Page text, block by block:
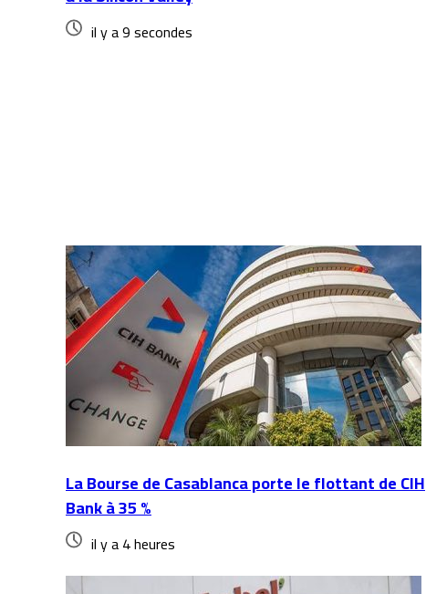
il y a 9 secondes
La Bourse de Casablanca porte le flottant de CIH
Bank à 35 %
il y a 4 heures